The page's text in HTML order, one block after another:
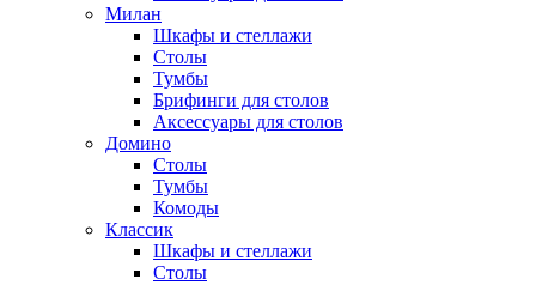
Милан
Шкафы и стеллажи
Столы
Тумбы
Брифинги для столов
Аксессуары для столов
Домино
Столы
Тумбы
Комоды
Классик
Шкафы и стеллажи
Столы